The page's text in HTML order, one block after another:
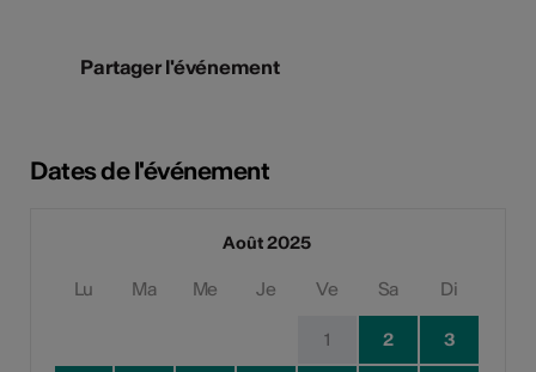
Partager l'événement
Dates de l'événement
Août 2025
Lu Ma Me Je Ve Sa Di
1 2 3